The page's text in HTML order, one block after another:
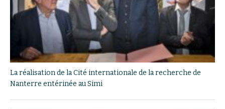
La réalisation de la Cité internationale de la recherche de
Nanterre entérinée au Simi